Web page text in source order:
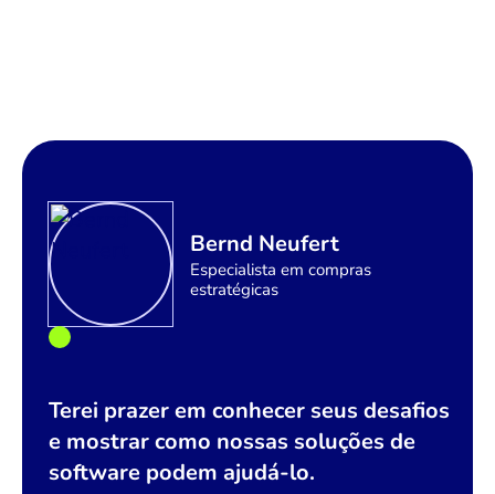
Bernd Neufert
Especialista em compras
estratégicas
Terei prazer em conhecer seus desafios
e mostrar como nossas soluções de
software podem ajudá-lo.